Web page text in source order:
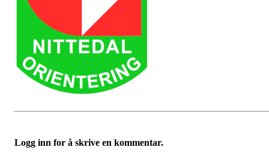
Logg inn for å skrive en kommentar.